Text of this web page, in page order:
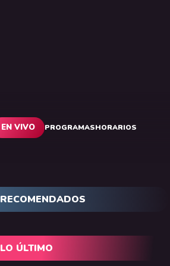
EN VIVO PROGRAMASHORARIOS
RECOMENDADOS
LO ÚLTIMO